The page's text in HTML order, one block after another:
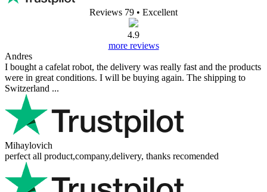
Reviews 79 • Excellent
4.9
more reviews
Andres
I bought a cafelat robot, the delivery was really fast and the products
were in great conditions. I will be buying again. The shipping to
Switzerland ...
Mihaylovich
perfect all product,company,delivery, thanks recomended